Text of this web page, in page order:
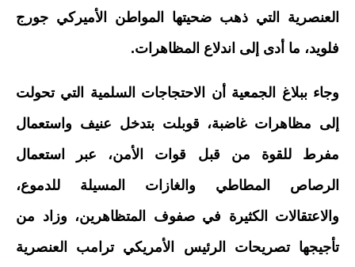
العنصرية التي ذهب ضحيتها المواطن الأميركي جورج
فلويد، ما أدى إلى اندلاع المظاهرات.
وجاء ببلاغ الجمعية أن الاحتجاجات السلمية التي تحولت
إلى مظاهرات غاضبة، قوبلت بتدخل عنيف واستعمال
مفرط للقوة من قبل قوات الأمن، عبر استعمال
الرصاص المطاطي والغازات المسيلة للدموع،
والاعتقالات الكثيرة في صفوف المتظاهرين، وزاد من
تأجيجها تصريحات الرئيس الأمريكي ترامب العنصرية